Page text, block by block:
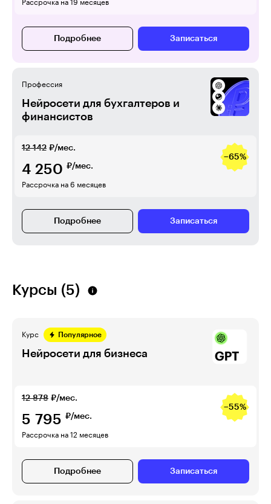
Рассрочка на 19 месяцев
Подробнее Записаться
Профессия
Нейросети для бухгалтеров и
финансистов
12 142 ₽/мес.
−65%
4 250 ₽/мес.
Рассрочка на 6 месяцев
Подробнее Записаться
Курсы (5)
Курс Популярное
Нейросети для бизнеса
12 878 ₽/мес.
−55%
5 795 ₽/мес.
Рассрочка на 12 месяцев
Подробнее Записаться